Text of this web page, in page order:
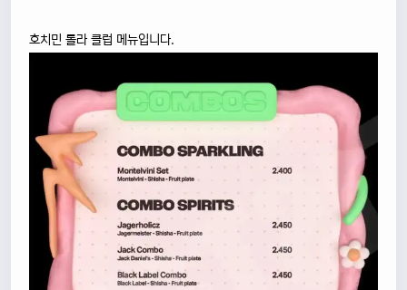
호치민 롤라 클럽 메뉴입니다.